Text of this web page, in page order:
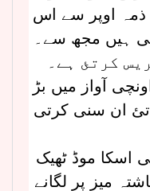
ذمہ اوپر سے اس
ہیں مجھ سے۔
کرتئ ہے۔
آواز میں بڑ
ان سنی کرتی
اسکا موڈ ٹھیک
میز پر لگانے